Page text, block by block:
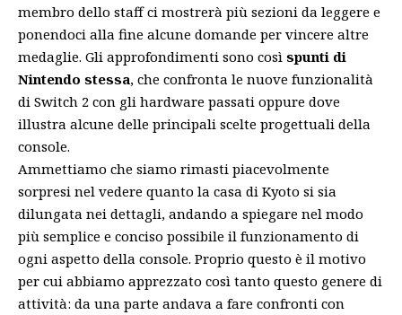
membro dello staff ci mostrerà più sezioni da leggere e
ponendoci alla fine alcune domande per vincere altre
medaglie. Gli approfondimenti sono così spunti di
Nintendo stessa, che confronta le nuove funzionalità
di Switch 2 con gli hardware passati oppure dove
illustra alcune delle principali scelte progettuali della
console.
Ammettiamo che siamo rimasti piacevolmente
sorpresi nel vedere quanto la casa di Kyoto si sia
dilungata nei dettagli, andando a spiegare nel modo
più semplice e conciso possibile il funzionamento di
ogni aspetto della console. Proprio questo è il motivo
per cui abbiamo apprezzato così tanto questo genere di
attività: da una parte andava a fare confronti con